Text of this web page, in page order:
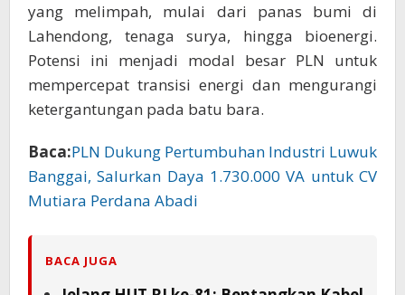
yang melimpah, mulai dari panas bumi di
Lahendong, tenaga surya, hingga bioenergi.
Potensi ini menjadi modal besar PLN untuk
mempercepat transisi energi dan mengurangi
ketergantungan pada batu bara.
Baca:PLN Dukung Pertumbuhan Industri Luwuk
Banggai, Salurkan Daya 1.730.000 VA untuk CV
Mutiara Perdana Abadi
BACA JUGA